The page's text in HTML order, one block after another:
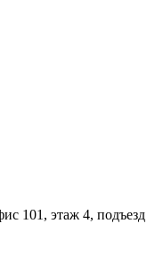
101, этаж 4, подъезд